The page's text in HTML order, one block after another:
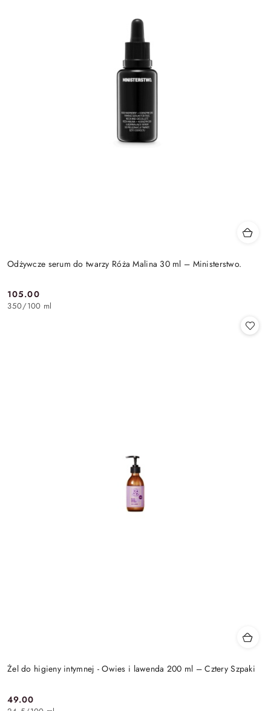
Odżywcze serum do twarzy Róża Malina 30 ml – Ministerstwo.
Cena:
105.00
350/100 ml
Żel do higieny intymnej - Owies i lawenda 200 ml – Cztery Szpaki
Cena:
49.00